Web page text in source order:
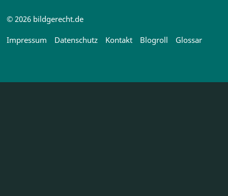
© 2026 bildgerecht.de
Impressum Datenschutz Kontakt Blogroll Glossar